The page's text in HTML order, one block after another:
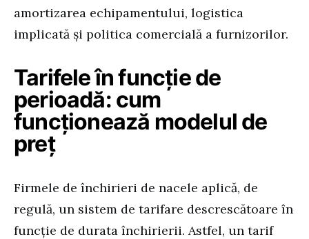
amortizarea echipamentului, logistica
implicată și politica comercială a furnizorilor.
Tarifele în funcție de
perioadă: cum
funcționează modelul de
preț
Firmele de închirieri de nacele aplică, de
regulă, un sistem de tarifare descrescătoare în
funcție de durata închirierii. Astfel, un tarif